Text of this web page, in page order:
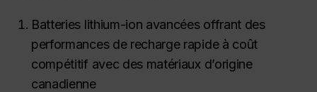
Batteries lithium-ion avancées offrant des
performances de recharge rapide à coût
compétitif avec des matériaux d’origine
canadienne